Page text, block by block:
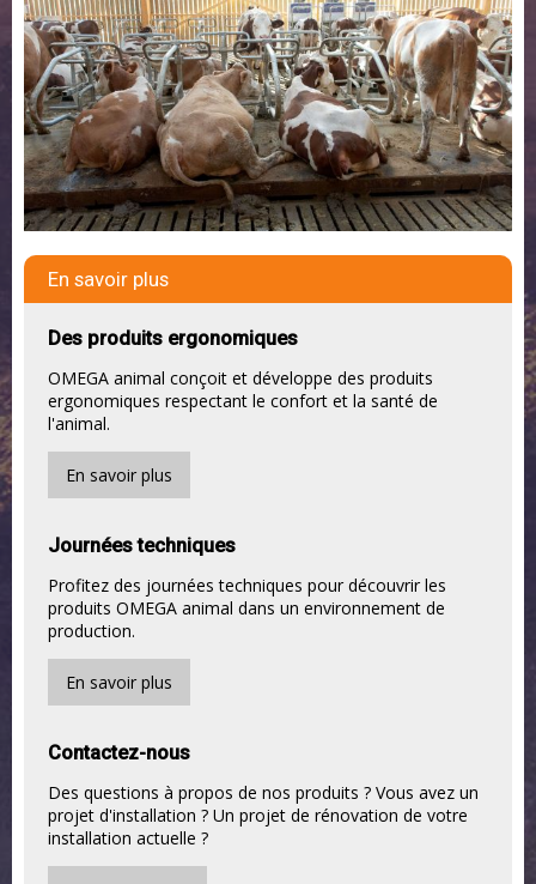
En savoir plus
Des produits ergonomiques
OMEGA animal conçoit et développe des produits
ergonomiques respectant le confort et la santé de
l'animal.
En savoir plus
Journées techniques
Profitez des journées techniques pour découvrir les
produits OMEGA animal dans un environnement de
production.
En savoir plus
Contactez-nous
Des questions à propos de nos produits ? Vous avez un
projet d'installation ? Un projet de rénovation de votre
installation actuelle ?